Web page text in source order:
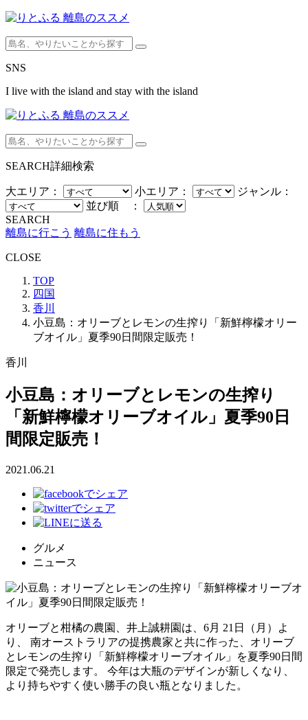
SNS
I live with the island and stay with the island
SEARCH詳細検索
大エリア： 小エリア：
ジャンル：
並び順 ：
SEARCH
離島に行こう 離島に住もう
CLOSE
TOP
四国
香川
小豆島：オリーブとレモンの生搾り「新鮮檸檬オリー
ブオイル」夏季90日間限定販売！
香川
小豆島：オリーブとレモンの生搾り
「新鮮檸檬オリーブオイル」夏季90日
間限定販売！
2021.06.21
グルメ
ニュース
オリーブと柑橘の農園、井上誠耕園は、6月 21日（月）よ
り、 南オーストラリアの提携農家と共に作った、オリーブ
とレモンの生搾り「新鮮檸檬オリーブオイル」を夏季90日間
限定で発売します。 今年は大瓶のデザインが新しくなり、
より持ちやすく使い勝手の良い瓶となりました。